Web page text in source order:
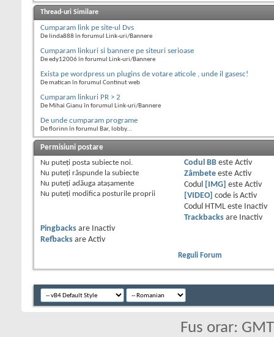
Thread-uri Similare
Cumparam link pe site-ul Dvs
De linda888 în forumul Link-uri/Bannere
Cumparam linkuri si bannere pe siteuri serioase
De edy12006 în forumul Link-uri/Bannere
Exista pe wordpress un plugins de votare aticole , unde il gasesc!
De matican în forumul Continut web
Cumparam linkuri PR > 2
De Mihai Gianu în forumul Link-uri/Bannere
De unde cumparam programe
De florinn în forumul Bar, lobby...
Permisiuni postare
Nu puteţi posta subiecte noi.
Nu puteţi răspunde la subiecte
Nu puteţi adăuga ataşamente
Nu puteţi modifica posturile proprii
Codul BBeste Activ
Zâmbeteeste Activ
Codul
[IMG] este Activ
[VIDEO] code is Activ
Codul HTML este
Inactiv
Trackbacksare
Inactiv
Pingbacks are
Inactiv
Refbacks are Activ
Reguli Forum
Fus orar: